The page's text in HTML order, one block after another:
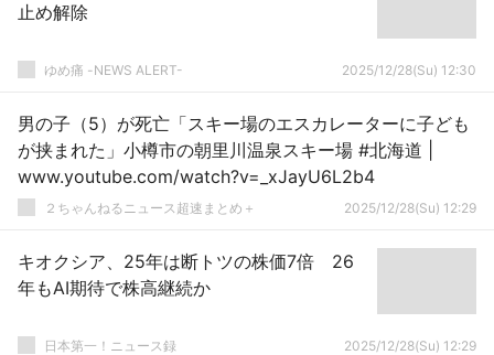
止め解除
ゆめ痛 -NEWS ALERT- 2025/12/28(Su) 12:30
男の子（5）が死亡「スキー場のエスカレーターに子ども
が挟まれた」小樽市の朝里川温泉スキー場 #北海道 |
www.youtube.com/watch?v=_xJayU6L2b4
２ちゃんねるニュース超速まとめ＋ 2025/12/28(Su) 12:29
キオクシア、25年は断トツの株価7倍 26
年もAI期待で株高継続か
日本第一！ニュース録 2025/12/28(Su) 12:29